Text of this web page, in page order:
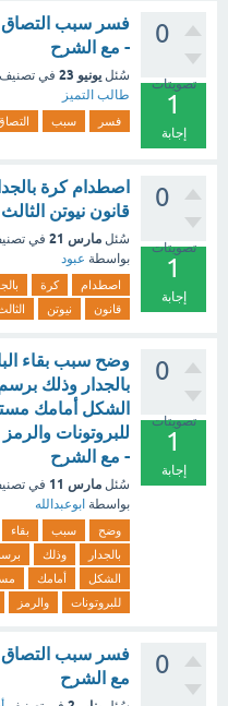
0
تصويتات
1
إجابة
فسر سبب التصاق
- مع الشرح
سُئل يونيو 23 في تصنيف
طالب التميز
فسر سبب
0
تصويتات
1
إجابة
اصطدام كرة
قانون نيوتن
سُئل مارس 21 في
بواسطة عبود
اصطدام كرة
قانون
نيوتن
0
تصويتات
1
إجابة
وضح سبب بقاء
بالجدار وذلك
الشكل أمامك
للبروتونات
- مع الشرح
سُئل مارس 11 في
بواسطة ابوعبدالله
وضح سبب بقاء
بالجدار
وذلك
الشكل
أمامك
للبروتونات
والرمز
0
فسر سبب التصاق
مع الشرح